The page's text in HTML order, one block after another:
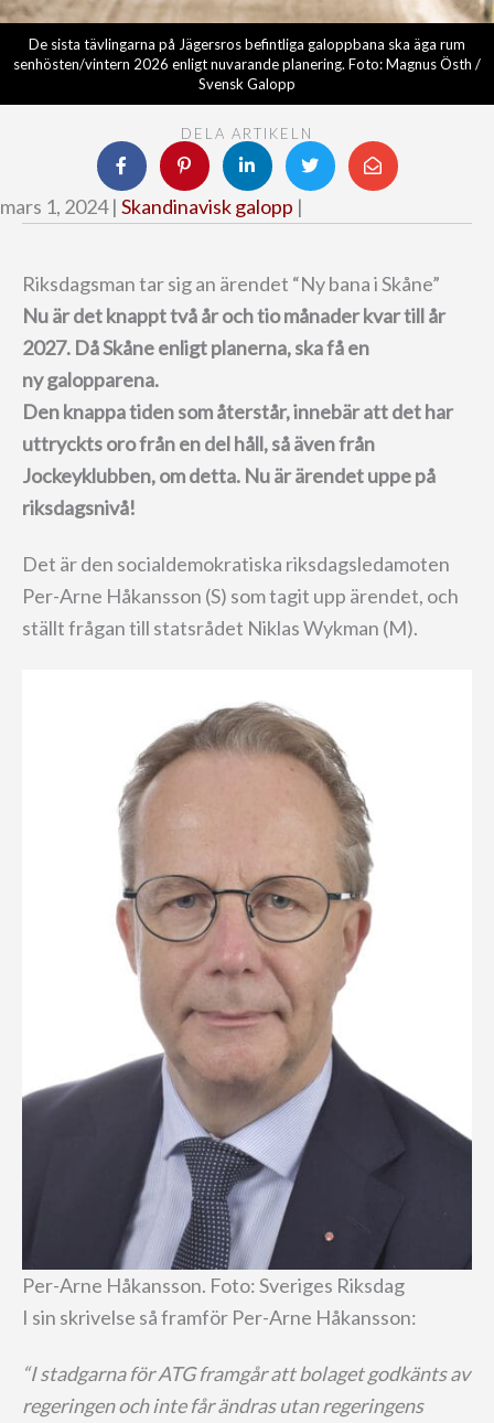
De sista tävlingarna på Jägersros befintliga galoppbana ska äga rum
senhösten/vintern 2026 enligt nuvarande planering. Foto: Magnus Östh /
Svensk Galopp
DELA ARTIKELN
mars 1, 2024 | Skandinavisk galopp |
Riksdagsman tar sig an ärendet “Ny bana i Skåne”
Nu är det knappt två år och tio månader kvar till år
2027. Då Skåne enligt planerna, ska få en
ny galopparena.
Den knappa tiden som återstår, innebär att det har
uttryckts oro från en del håll, så även från
Jockeyklubben, om detta. Nu är ärendet uppe på
riksdagsnivå!
Det är den socialdemokratiska riksdagsledamoten
Per-Arne Håkansson (S) som tagit upp ärendet, och
ställt frågan till statsrådet Niklas Wykman (M).
Per-Arne Håkansson. Foto: Sveriges Riksdag
I sin skrivelse så framför Per-Arne Håkansson:
“I stadgarna för ATG framgår att bolaget godkänts av
regeringen och inte får ändras utan regeringens